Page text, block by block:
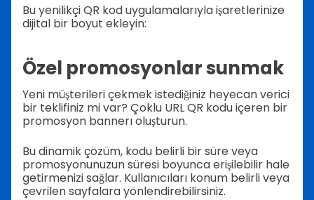
Bu yenilikçi QR kod uygulamalarıyla işaretlerinize
dijital bir boyut ekleyin:
Özel promosyonlar sunmak
Yeni müşterileri çekmek istediğiniz heyecan verici
bir teklifiniz mi var? Çoklu URL QR kodu içeren bir
promosyon bannerı oluşturun.
Bu dinamik çözüm, kodu belirli bir süre veya
promosyonunuzun süresi boyunca erişilebilir hale
getirmenizi sağlar. Kullanıcıları konum belirli veya
çevrilen sayfalara yönlendirebilirsiniz.